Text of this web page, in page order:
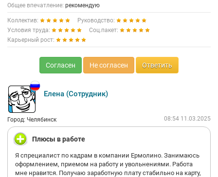
Общее впечатление: рекомендую
Коллектив:
Руководство:
Условия труда:
Соц.пакет:
Карьерный рост:
Согласен Не согласен Ответить
Елена (Сотрудник)
Город: Челябинск 08:54 11.03.2025
Плюсы в работе
Я спрециалист по кадрам в компании Ермолино. Занимаюсь
оформлением, приемом на работу и увольнениями. Работа
мне нравится. Получаю заработную плату стабильно на карту,